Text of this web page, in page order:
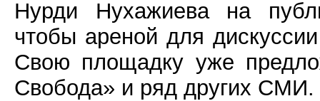
Нурди Нухажиева на
чтобы ареной для
Свою площадку уже
Свобода» и ряд других СМИ.